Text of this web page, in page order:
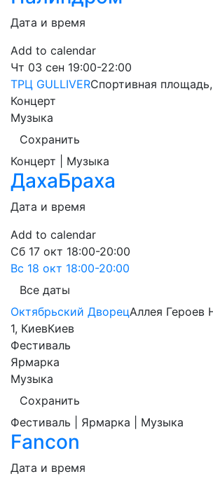
Дата и время
Add to calendar
Чт 03 сен 19:00-22:00
ТРЦ GULLIVERСпортивная
Концерт
Музыка
Сохранить
Концерт | Музыка
ДахаБраха
Дата и время
Add to calendar
Сб 17 окт 18:00-20:00
Вс 18 окт 18:00-20:00
Все даты
Октябрьский ДворецАллея Героев
1, КиевКиев
Фестиваль
Ярмарка
Музыка
Сохранить
Фестиваль | Ярмарка | Музыка
Fancon
Дата и время